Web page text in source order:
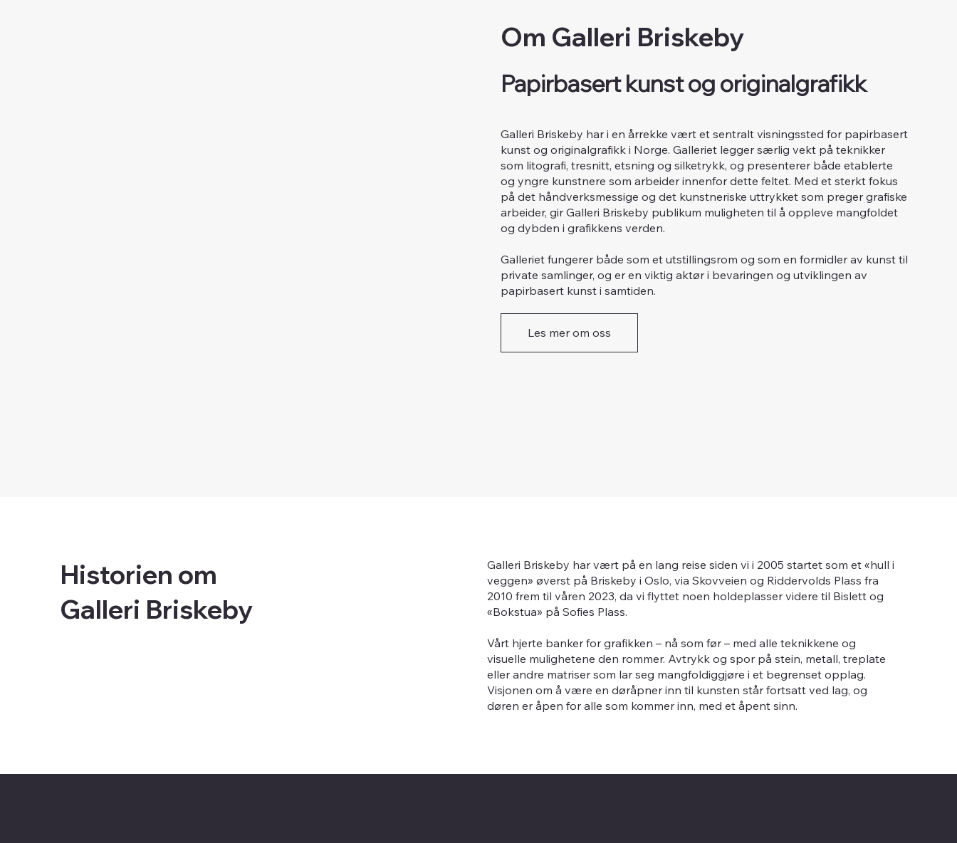
Om Galleri Briskeby
Papirbasert kunst og originalgrafikk
Galleri Briskeby har i en årrekke vært et sentralt visningssted for papirbasert
kunst og originalgrafikk i Norge. Galleriet legger særlig vekt på teknikker
som litografi, tresnitt, etsning og silketrykk, og presenterer både etablerte
og yngre kunstnere som arbeider innenfor dette feltet. Med et sterkt fokus
på det håndverksmessige og det kunstneriske uttrykket som preger grafiske
arbeider, gir Galleri Briskeby publikum muligheten til å oppleve mangfoldet
og dybden i grafikkens verden.
Galleriet fungerer både som et utstillingsrom og som en formidler av kunst til
private samlinger, og er en viktig aktør i bevaringen og utviklingen av
papirbasert kunst i samtiden.
Les mer om oss
Historien om
Galleri Briskeby
Galleri Briskeby har vært på en lang reise siden vi i 2005 startet som et «hull i
veggen» øverst på Briskeby i Oslo, via Skovveien og Riddervolds Plass fra
2010 frem til våren 2023, da vi flyttet noen holdeplasser videre til Bislett og
«Bokstua» på Sofies Plass.
Vårt hjerte banker for grafikken – nå som før – med alle teknikkene og
visuelle mulighetene den rommer. Avtrykk og spor på stein, metall, treplate
eller andre matriser som lar seg mangfoldiggjøre i et begrenset opplag.
Visjonen om å være en døråpner inn til kunsten står fortsatt ved lag, og
døren er åpen for alle som kommer inn, med et åpent sinn.